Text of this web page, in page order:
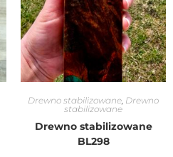
Drewno stabilizowane, Drewno
stabilizowane
Drewno stabilizowane
BL298